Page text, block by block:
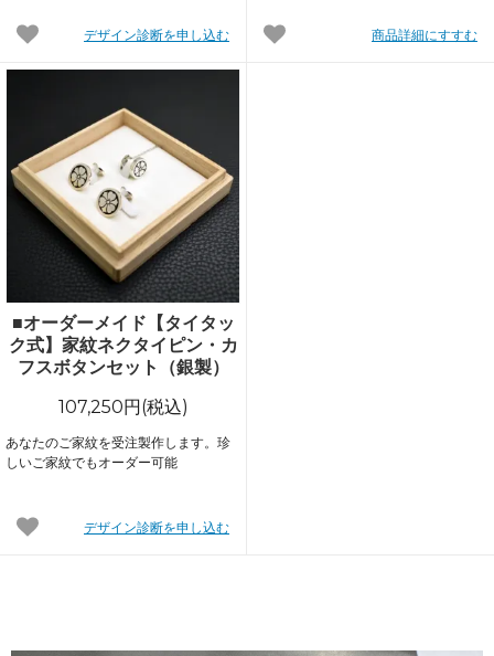
デザイン診断を申し込む 商品詳細にすすむ
■オーダーメイド【タイタッ
ク式】家紋ネクタイピン・カ
フスボタンセット（銀製）
107,250円(税込)
あなたのご家紋を受注製作します。珍
しいご家紋でもオーダー可能
デザイン診断を申し込む